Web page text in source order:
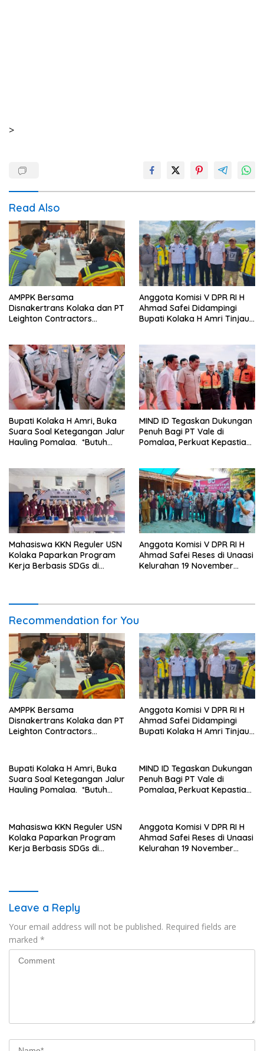
>
Read Also
AMPPK Bersama
Disnakertrans Kolaka dan PT
Leighton Contractors
Anggota Komisi V DPR RI H
Ahmad Safei Didampingi
Bupati Kolaka H Amri Tinjau
Kelurahan 19 November
Wundulako
Bupati Kolaka H Amri, Buka
Suara Soal Ketegangan Jalur
Hauling Pomalaa. *Butuh
Premanisme Industrial
MIND ID Tegaskan Dukungan
Penuh Bagi PT Vale di
Pomalaa, Perkuat Kepastian
Mahasiswa KKN Reguler USN
Kolaka Paparkan Program
Kerja Berbasis SDGs di
Anggota Komisi V DPR RI H
Ahmad Safei Reses di Unaasi
Kelurahan 19 November
Recommendation for You
AMPPK Bersama
Disnakertrans Kolaka dan PT
Leighton Contractors
Anggota Komisi V DPR RI H
Ahmad Safei Didampingi
Bupati Kolaka H Amri Tinjau
Kelurahan 19 November
Wundulako
Bupati Kolaka H Amri, Buka
Suara Soal Ketegangan Jalur
Hauling Pomalaa. *Butuh
Premanisme Industrial
MIND ID Tegaskan Dukungan
Penuh Bagi PT Vale di
Pomalaa, Perkuat Kepastian
Mahasiswa KKN Reguler USN
Kolaka Paparkan Program
Kerja Berbasis SDGs di
Anggota Komisi V DPR RI H
Ahmad Safei Reses di Unaasi
Kelurahan 19 November
Leave a Reply
Your email address will not be published. Required fields are
marked *